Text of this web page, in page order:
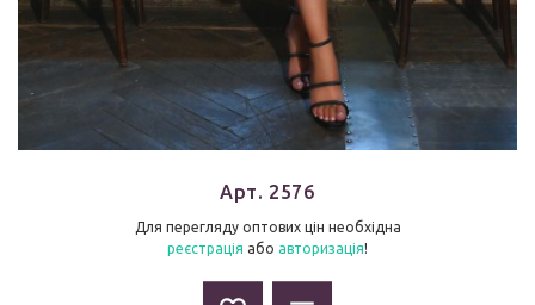
Арт. 2576
Для перегляду оптових цін необхідна
реєстрація або авторизація!